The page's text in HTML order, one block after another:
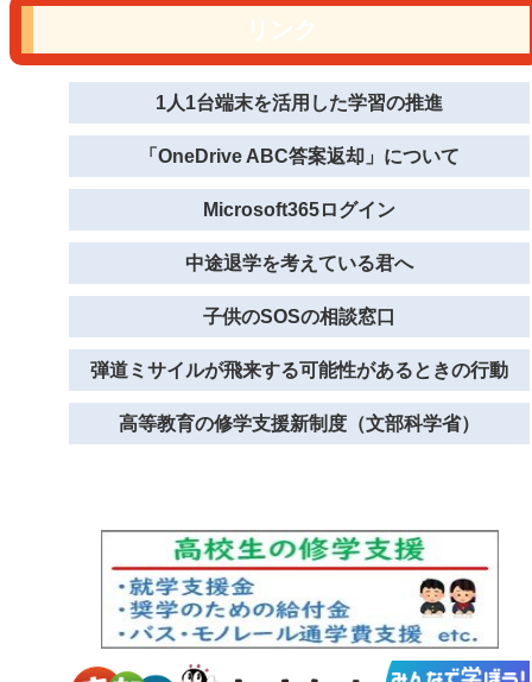
1人1台端末を活用した学習の推進
「OneDrive ABC答案返却」について
Microsoft365ログイン
中途退学を考えている君へ
子供のSOSの相談窓口
弾道ミサイルが飛来する可能性があるときの行動
高等教育の修学支援新制度（文部科学省）